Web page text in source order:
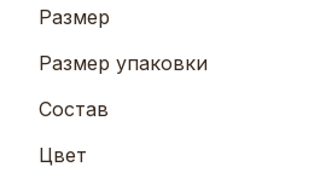
Размер
Размер упаковки
Состав
Цвет